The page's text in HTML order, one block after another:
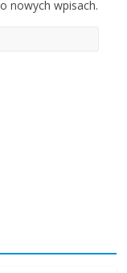
nowych wpisach.